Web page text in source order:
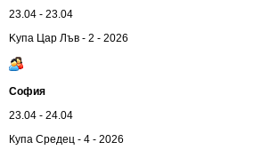
23.04 - 23.04
Kупа Цар Лъв - 2 - 2026
София
23.04 - 24.04
Купа Средец - 4 - 2026